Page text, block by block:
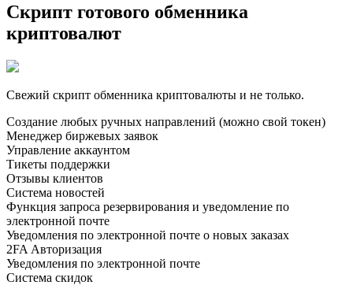
Скрипт готового обменника
криптовалют
Свежий скрипт обменника криптовалюты и не только.
Создание любых ручных направлений (можно свой токен)
Менеджер биржевых заявок
Управление аккаунтом
Тикеты поддержки
Отзывы клиентов
Система новостей
Функция запроса резервирования и уведомление по
электронной почте
Уведомления по электронной почте о новых заказах
2FA Авторизация
Уведомления по электронной почте
Система скидок